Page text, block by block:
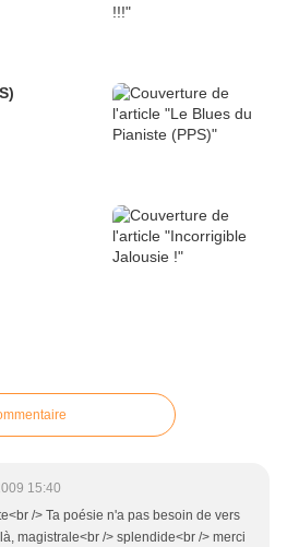
15:40
/> Ta poésie n'a pas besoin de vers
magistrale<br /> splendide<br /> merci